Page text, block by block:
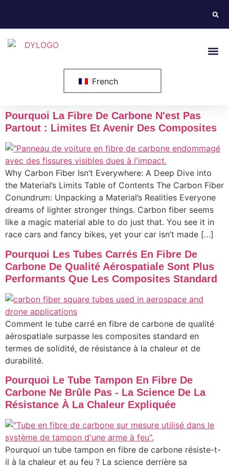
French
Pourquoi La Fibre De Carbone N'est Pas
Partout : Limites Et Avenir Des Composites
Why Carbon Fiber Isn’t Everywhere: A Deep Dive into
the Material’s Limits Table of Contents The Carbon Fiber
Conundrum: Unpacking a Material’s Realities Everyone
dreams of lighter stronger things. Carbon fiber seems
like a magic material able to do just that. You see it in
race cars and fancy bikes, yet your car isn’t made […]
Pourquoi Les Tubes Carrés En Fibre De
Carbone De Qualité Aérospatiale Sont Plus
Performants Que Les Composites Standard
Comment le tube carré en fibre de carbone de qualité
aérospatiale surpasse les composites standard en
termes de solidité, de résistance à la chaleur et de
durabilité.
Pourquoi Le Tube Tampon En Fibre De
Carbone Ne Brûle Pas - La Science De La
Résistance À La Chaleur Expliquée
Pourquoi un tube tampon en fibre de carbone résiste-t-
il à la chaleur et au feu ? La science derrière sa